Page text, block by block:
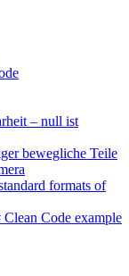
– null ist
bewegliche Teile
formats of
Code example